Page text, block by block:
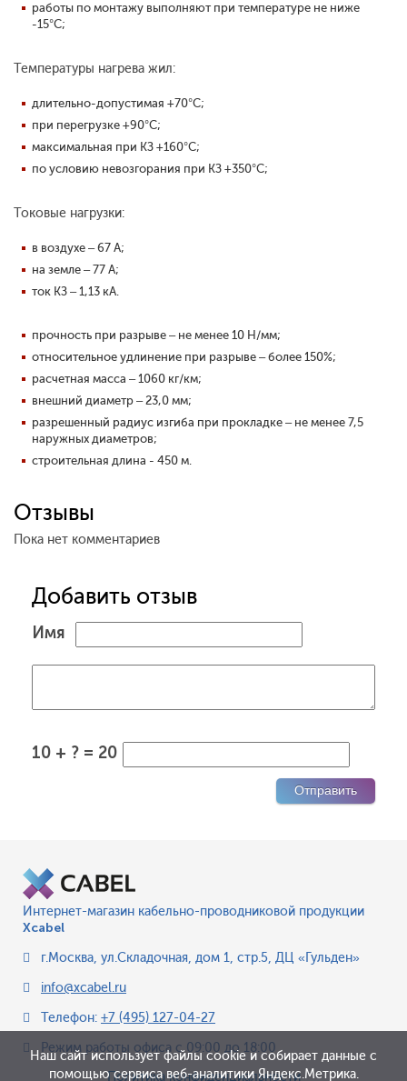
работы по монтажу выполняют при температуре не ниже
-15°С;
Температуры нагрева жил:
длительно-допустимая +70°С;
при перегрузке +90°С;
максимальная при КЗ +160°С;
по условию невозгорания при КЗ +350°С;
Токовые нагрузки:
в воздухе – 67 А;
на земле – 77 А;
ток КЗ – 1,13 кА.
прочность при разрыве – не менее 10 Н/мм;
относительное удлинение при разрыве – более 150%;
расчетная масса – 1060 кг/км;
внешний диаметр – 23,0 мм;
разрешенный радиус изгиба при прокладке – не менее 7,5
наружных диаметров;
строительная длина - 450 м.
Отзывы
Пока нет комментариев
Добавить отзыв
Имя
10 + ? = 20
Интернет-магазин кабельно-проводниковой продукции
Xcabel
г.Москва, ул.Складочная, дом 1, стр.5, ДЦ «Гульден»
info@xcabel.ru
Телефон: +7 (495) 127-04-27
Режим работы офиса с 09:00 до 18:00
Политика конфиденциальности
Наш сайт использует файлы cookie и собирает данные с
помощью сервиса веб-аналитики Яндекс.Метрика.